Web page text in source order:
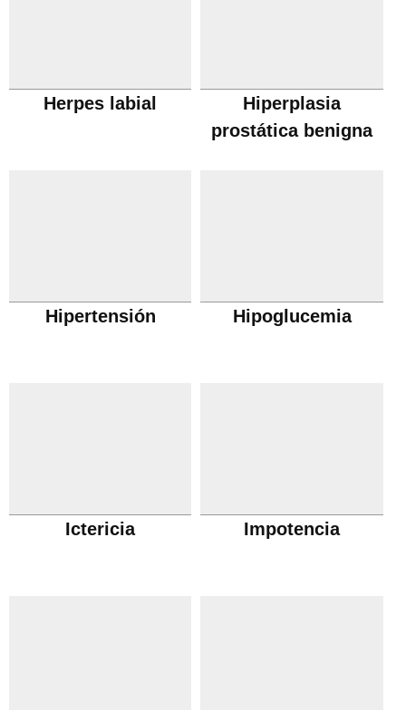
Herpes labial
Hiperplasia
prostática benigna
Hipertensión Hipoglucemia
Ictericia Impotencia